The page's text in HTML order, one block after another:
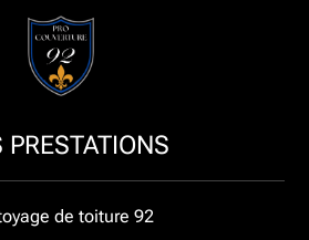
PRESTATIONS
de toiture 92